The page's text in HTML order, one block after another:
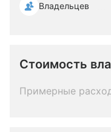
Владельцев
Стоимость
Примерные